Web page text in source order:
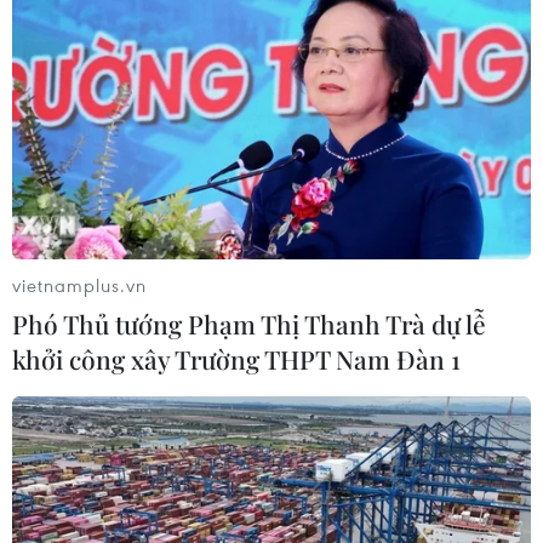
được đưa đến khu cách ly tập trung, lấy mẫu xét
nghiệm để tiến hành các bước tiếp theo.
vietnamplus.vn
Phó Thủ tướng Phạm Thị Thanh Trà dự lễ
khởi công xây Trường THPT Nam Đàn 1